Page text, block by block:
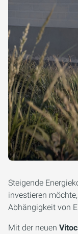
Steigende
investieren
Abhängigkeit von
Mit der neuen